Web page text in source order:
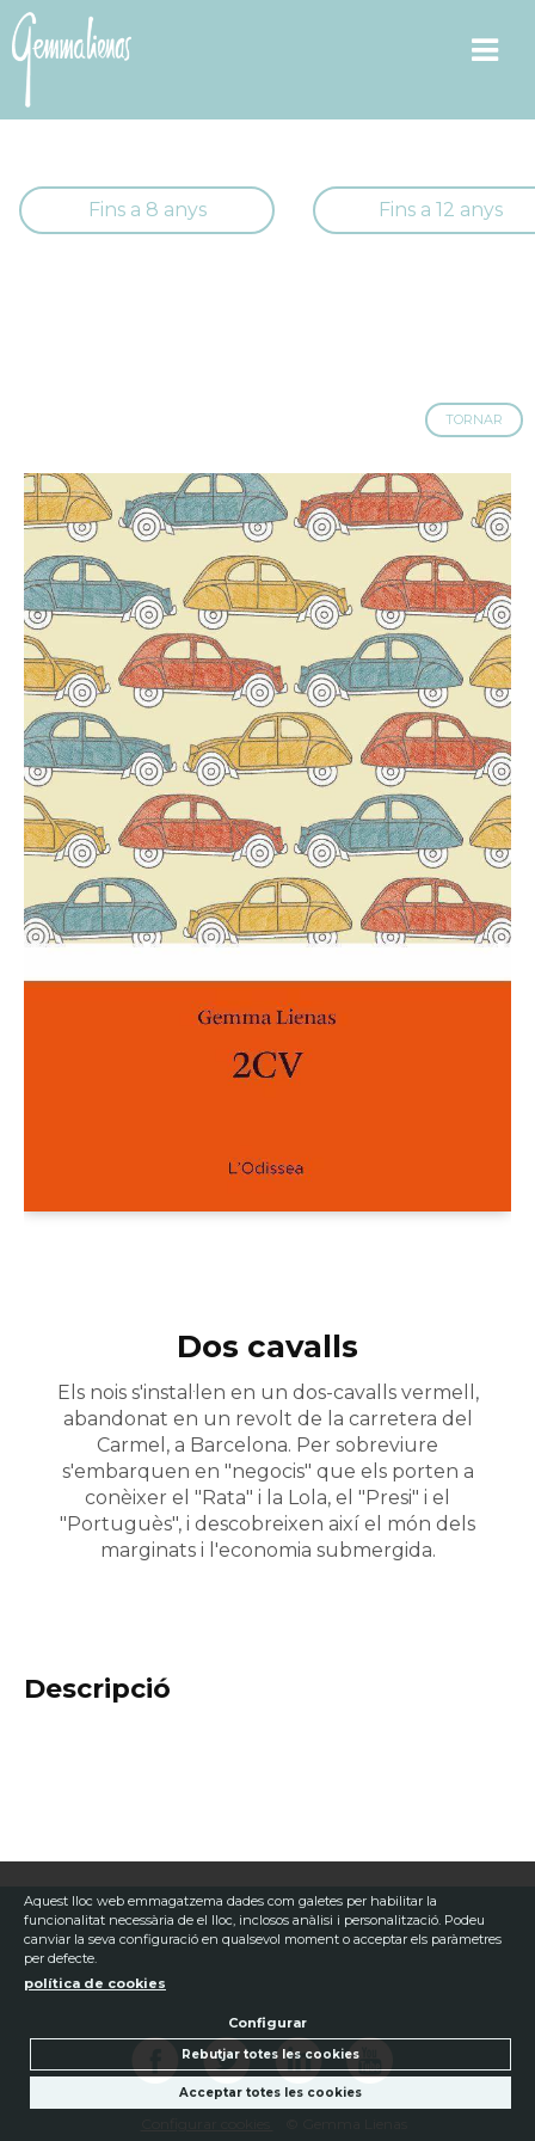
Fins a 8 anys Fins a 12 anys
TORNAR
Dos cavalls
Els nois s'instal·len en un dos-cavalls vermell,
abandonat en un revolt de la carretera del
Carmel, a Barcelona. Per sobreviure
s'embarquen en "negocis" que els porten a
conèixer el "Rata" i la Lola, el "Presi" i el
"Portuguès", i descobreixen així el món dels
marginats i l'economia submergida.
Descripció
Aquest lloc web emmagatzema dades com galetes per habilitar la
funcionalitat necessària de el lloc, inclosos anàlisi i personalització. Podeu
canviar la seva configuració en qualsevol moment o acceptar els paràmetres
per defecte.
política de cookies
Configurar
Rebutjar totes les cookies
Acceptar totes les cookies